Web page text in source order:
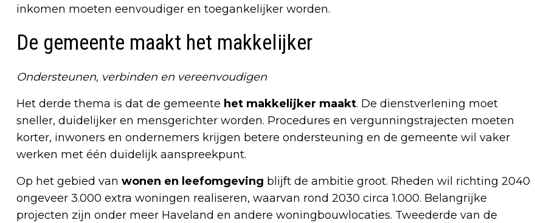
inkomen moeten eenvoudiger en toegankelijker worden.
De gemeente maakt het makkelijker
Ondersteunen, verbinden en vereenvoudigen
Het derde thema is dat de gemeente het makkelijker maakt. De dienstverlening moet
sneller, duidelijker en mensgerichter worden. Procedures en vergunningstrajecten moeten
korter, inwoners en ondernemers krijgen betere ondersteuning en de gemeente wil vaker
werken met één duidelijk aanspreekpunt.
Op het gebied van wonen en leefomgeving blijft de ambitie groot. Rheden wil richting 2040
ongeveer 3.000 extra woningen realiseren, waarvan rond 2030 circa 1.000. Belangrijke
projecten zijn onder meer Haveland en andere woningbouwlocaties. Tweederde van de